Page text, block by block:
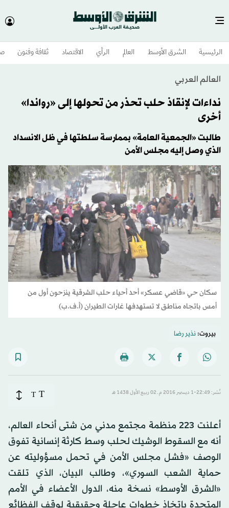
الرئيسية الشرق الأوسط​ العالم الرأي الاقتصاد ثقافة وفنون
العالم العربي
نداءات لإنقاذ حلب تحذر من تحولها إلى «رواندا»
أخرى
طالبت «الجمعية العامة» بممارسة سلطتها في ظل الانسداد
الذي وصل إليه مجلس الأمن
سكان حي «قاضي عسكر» أحد أحياء حلب الشرقية ينزحون أول من
أمس باتجاه مناطق لا تستهدفها غارات الطيران (أ.ف.ب)
بيروت:نذير رضا
نُشر: 22:49-1 ديسمبر 2016 م ـ 02 ربيع الأول 1438 هـ T
T
أعلنت 223 منظمة مجتمع مدني من شتى أنحاء العالم،
أنه مع السقوط الوشيك لحلب وسط كارثة إنسانية تفوق
الوصف «فشل مجلس الأمن في تحمل مسؤوليته عن
حماية الشعب السوري»، وطالب البيان، الذي تلقت
«الشرق الأوسط» نسخة منه، الدول الأعضاء في الأمم
المتحدة باتخاذ خطوات عاجلة وحقيقية لوقف الفظائع